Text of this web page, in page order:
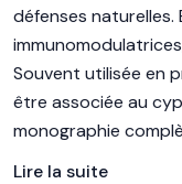
défenses
Souvent utilisée en
être associée au
monographie
Lire la suite